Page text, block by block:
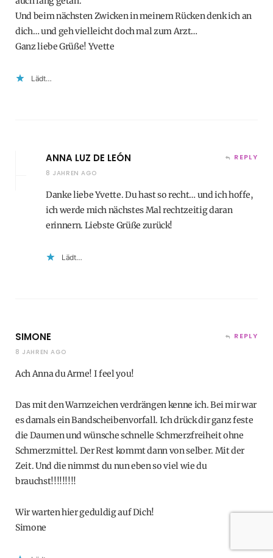
Und beim nächsten Zwicken in meinem Rücken denk ich an
dich… und geh vielleicht doch mal zum Arzt…
Ganz liebe Grüße! Yvette
Lädt…
ANNA LUZ DE LEÓN
8 JAHREN AGO
REPLY
Danke liebe Yvette. Du hast so recht… und ich hoffe,
ich werde mich nächstes Mal rechtzeitig daran
erinnern. Liebste Grüße zurück!
Lädt…
SIMONE
8 JAHREN AGO
REPLY
Ach Anna du Arme! I feel you!
Das mit den Warnzeichen verdrängen kenne ich. Bei mir war
es damals ein Bandscheibenvorfall. Ich drück dir ganz feste
die Daumen und wünsche schnelle Schmerzfreiheit ohne
Schmerzmittel. Der Rest kommt dann von selber. Mit der
Zeit. Und die nimmst du nun eben so viel wie du
brauchst!!!!!!!!!
Wir warten hier geduldig auf Dich!
Simone